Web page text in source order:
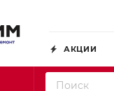
АКЦИИ